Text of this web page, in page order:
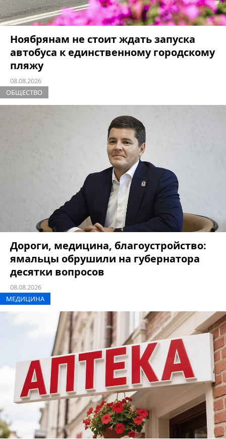
Ноябрянам не стоит ждать запуска
автобуса к единственному городскому
пляжу
08.08.2026
ОБЩЕСТВО
Дороги, медицина, благоустройство:
ямальцы обрушили на губернатора
десятки вопросов
08.08.2026
МЕДИЦИНА